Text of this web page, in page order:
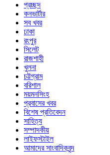
প্রচ্ছদ
কনভার্টার
সব খবর
ঢাকা
রংপুর
সিলেট
রাজশাহী
খুলনা
চট্টগ্রাম
বরিশাল
ময়মনসিংহ
প্রবাসের খবর
বিশেষ প্রতিবেদন
সাহিত্য
সম্পাদকীয়
লাইফস্টাইল
আমাদের সাংবাদিকবৃন্দ